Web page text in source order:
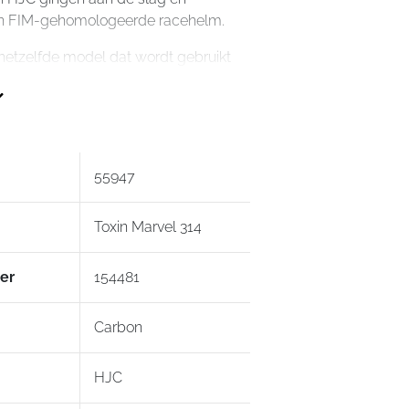
FIM-gehomologeerde racehelm.
model dat wordt gebruikt
tear-off
55947
Toxin Marvel 314
154481
Carbon
HJC